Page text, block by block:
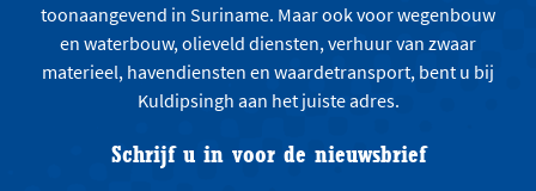
toonaangevend in Suriname. Maar ook voor wegenbouw
en waterbouw, olieveld diensten, verhuur van zwaar
materieel, havendiensten en waardetransport, bent u bij
Kuldipsingh aan het juiste adres.
Schrijf u in voor de nieuwsbrief